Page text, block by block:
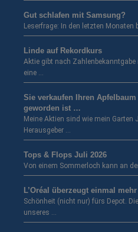
Gut schlafen mit Samsung?
Leserfrage: In den letzten
Linde auf Rekordkurs
Aktie gibt nach
eine …
Sie verkaufen Ihren
geworden ist …
Meine Aktien sind wie mein
Herausgeber …
Tops & Flops Juli 2026
Von einem Sommerloch kann an
L’Oréal überzeugt einmal mehr
Schönheit (nicht nur) fürs Depot.
unseres …